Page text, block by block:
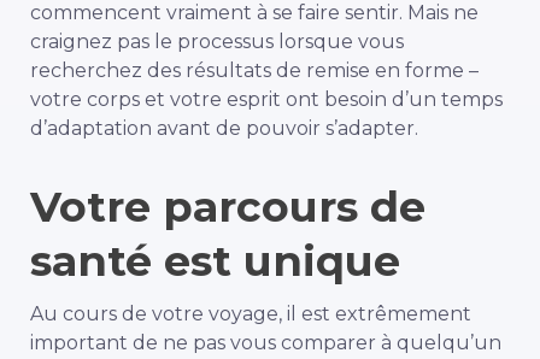
commencent vraiment à se faire sentir. Mais ne
craignez pas le processus lorsque vous
recherchez des résultats de remise en forme –
votre corps et votre esprit ont besoin d’un temps
d’adaptation avant de pouvoir s’adapter.
Votre parcours de
santé est unique
Au cours de votre voyage, il est extrêmement
important de ne pas vous comparer à quelqu’un